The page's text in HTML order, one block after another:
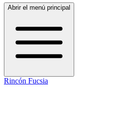
Abrir el menú principal
Rincón Fucsia